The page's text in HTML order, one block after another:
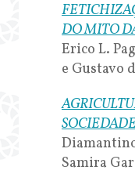
DO MITO
Erico L.
e Gustavo
Samira